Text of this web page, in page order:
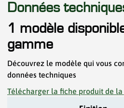
Données
1 modèle
gamme
Découvrez le modèle qui vous
données techniques
Télécharger la fiche produit de